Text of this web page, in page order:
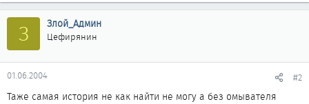
З Злой_Админ
Цефирянин
01.06.2004 #2
Таже самая история не как найти не могу а без омывателя